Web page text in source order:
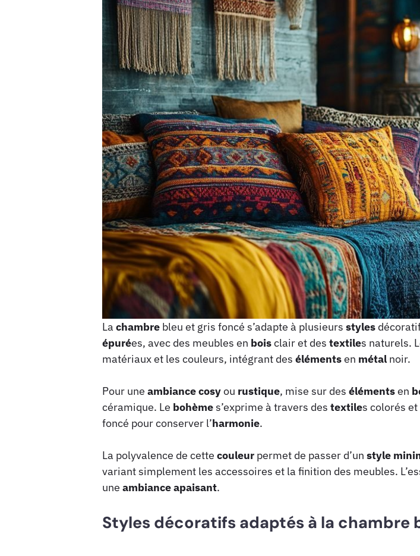
La chambre bleu et gris foncé s’adapte à plusieurs styles
épurées, avec des meubles en boisclair et des textiles naturels.
matériaux et les couleurs, intégrant des élémentsen métal noir.
Pour une ambiancecosyou rustique, mise sur des élémentsen
céramique. Le bohèmes’exprime à travers des textiles colorés
foncé pour conserver l’harmonie.
La polyvalence de cette couleur permet de passer d’un style
variant simplement les accessoires et la finition des meubles.
une ambianceapaisant.
Styles décoratifs adaptés à la chambre